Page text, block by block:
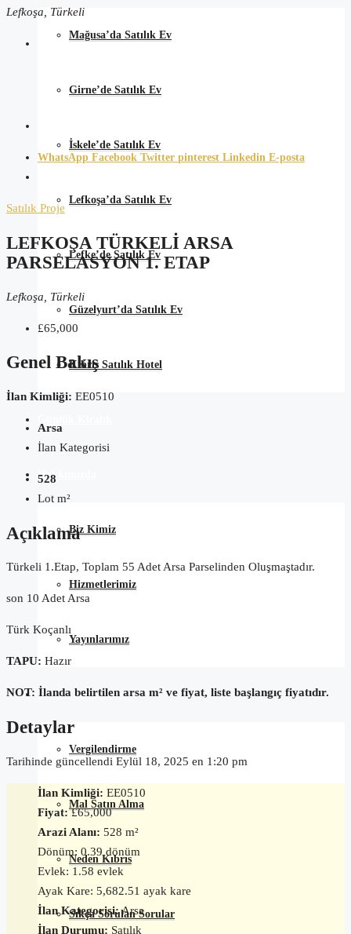
Mağusa’da Satılık Ev
Girne’de Satılık Ev
İskele’de Satılık Ev
Lefkoşa’da Satılık Ev
Lefke’de Satılık Ev
Güzelyurt’da Satılık Ev
Kıbrıs Satılık Hotel
Hakkımızda
Biz Kimiz
Hizmetlerimiz
Yayınlarımız
Satın Alma Rehberi
Vergilendirme
Mal Satın Alma
Neden Kıbrıs
Sıkça Sorulan Sorular
Lefkoşa, Türkeli
WhatsApp Facebook Twitter pinterest Linkedin E-posta
Satılık Proje
LEFKOŞA TÜRKELI ARSA
PARSELASYON 1. ETAP
Lefkoşa, Türkeli
£65,000
Genel Bakış
İlan Kimliği: EE0510
Arsa
İlan Kategorisi
528
Lot m²
Açıklama
Türkeli 1.Etap, Toplam 55 Adet Arsa Parselinden Oluşmaştadır.
son 10 Adet Arsa
Türk Koçanlı
TAPU: Hazır
NOT: İlanda belirtilen arsa m² ve fiyat, liste başlangıç fiyatıdır.
Detaylar
Tarihinde güncellendi Eylül 18, 2025 en 1:20 pm
İlan Kimliği: EE0510
Fiyat: £65,000
Arazi Alanı: 528 m²
Dönüm: 0.39 dönüm
Evlek: 1.58 evlek
Ayak Kare: 5,682.51 ayak kare
İlan Kategorisi:Arsa
İlan Durumu: Satılık